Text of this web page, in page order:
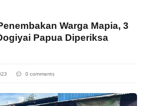
Warga Mapia, 3
Papua Diperiksa
0 comments